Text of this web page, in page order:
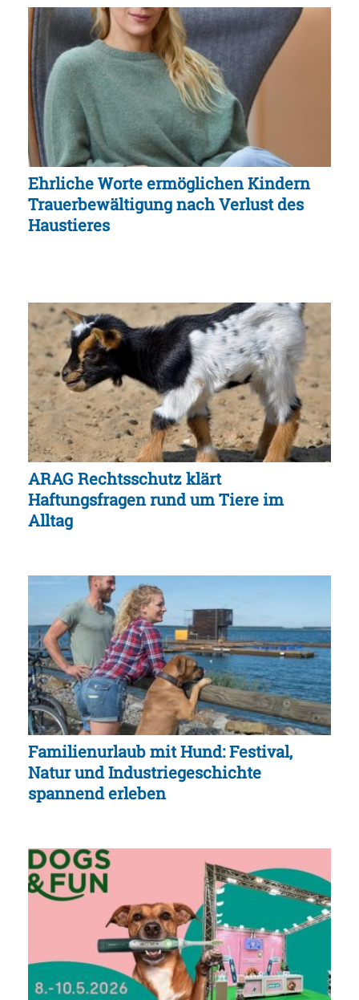
Ehrliche Worte ermöglichen Kindern
Trauerbewältigung nach Verlust des
Haustieres
ARAG Rechtsschutz klärt
Haftungsfragen rund um Tiere im
Alltag
Familienurlaub mit Hund: Festival,
Natur und Industriegeschichte
spannend erleben